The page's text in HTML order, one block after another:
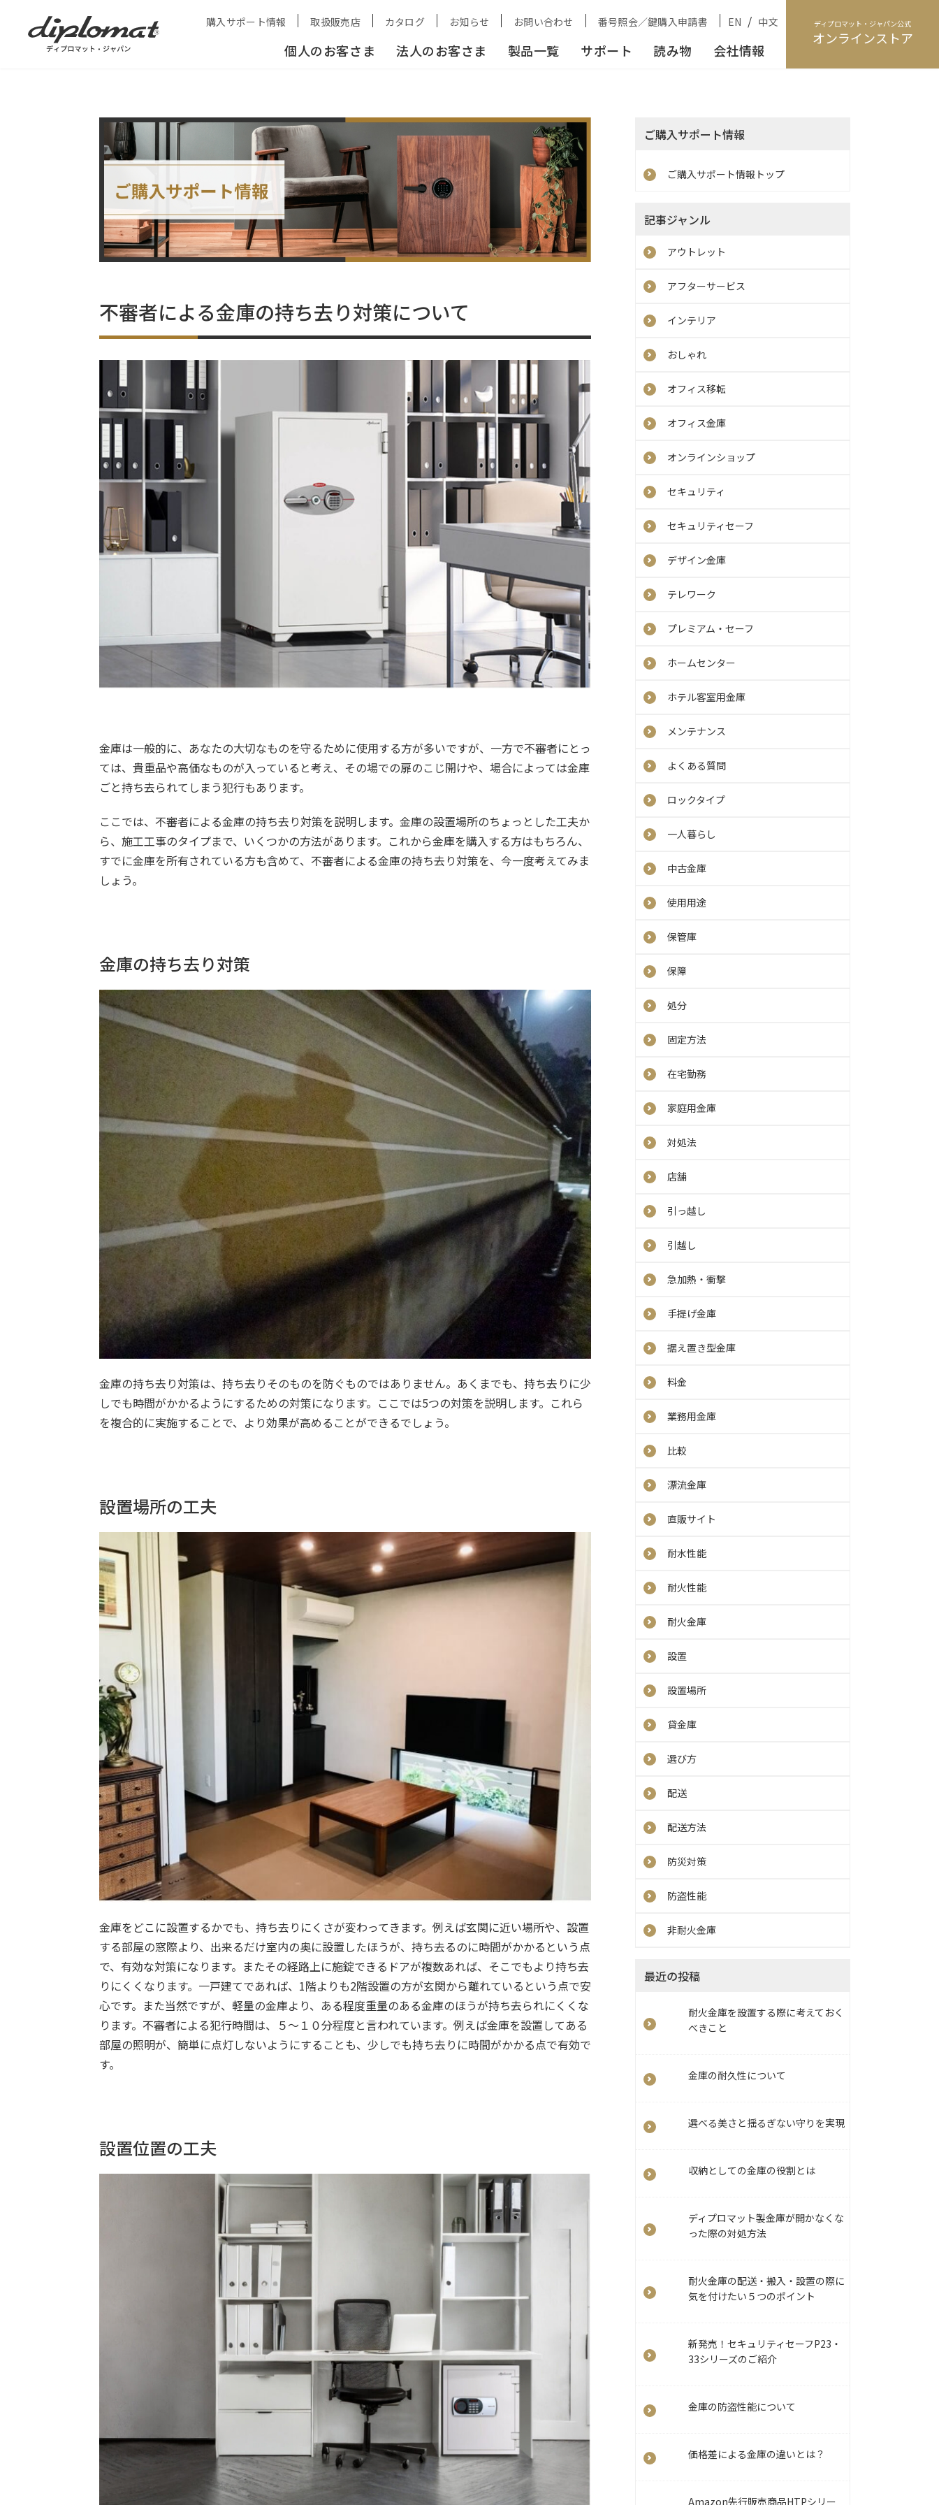
購入サポート情報 取扱販売店 カタログ お知らせ お問い合わせ 番号照会／鍵購入申請書 EN / 中文
個人のお客さま 法人のお客さま 製品一覧 サポート 読み物 会社情報
ディプロマット・ジャパン公式
オンラインストア
不審者による金庫の持ち去り対策について
不審者による金庫の持ち去り対策について
金庫は一般的に、あなたの大切なものを守るために使用する方が多いですが、一方で不審者にとっ
ては、貴重品や高価なものが入っていると考え、その場での扉のこじ開けや、場合によっては金庫
ごと持ち去られてしまう犯行もあります。
ここでは、不審者による金庫の持ち去り対策を説明します。金庫の設置場所のちょっとした工夫か
ら、施工工事のタイプまで、いくつかの方法があります。これから金庫を購入する方はもちろん、
すでに金庫を所有されている方も含めて、不審者による金庫の持ち去り対策を、今一度考えてみま
しょう。
金庫の持ち去り対策
金庫の持ち去り対策は、持ち去りそのものを防ぐものではありません。あくまでも、持ち去りに少
しでも時間がかかるようにするための対策になります。ここでは5つの対策を説明します。これら
を複合的に実施することで、より効果が高めることができるでしょう。
設置場所の工夫
金庫をどこに設置するかでも、持ち去りにくさが変わってきます。例えば玄関に近い場所や、設置
する部屋の窓際より、出来るだけ室内の奥に設置したほうが、持ち去るのに時間がかかるという点
で、有効な対策になります。またその経路上に施錠できるドアが複数あれば、そこでもより持ち去
りにくくなります。一戸建てであれば、1階よりも2階設置の方が玄関から離れているという点で安
心です。また当然ですが、軽量の金庫より、ある程度重量のある金庫のほうが持ち去られにくくな
ります。不審者による犯行時間は、５～１０分程度と言われています。例えば金庫を設置してある
部屋の照明が、簡単に点灯しないようにすることも、少しでも持ち去りに時間がかかる点で有効で
す。
設置位置の工夫
ご購入サポート情報
ご購入サポート情報トップ
記事ジャンル
アウトレット
アフターサービス
インテリア
おしゃれ
オフィス移転
オフィス金庫
オンラインショップ
セキュリティ
セキュリティセーフ
デザイン金庫
テレワーク
プレミアム・セーフ
ホームセンター
ホテル客室用金庫
メンテナンス
よくある質問
ロックタイプ
一人暮らし
中古金庫
使用用途
保管庫
保障
処分
固定方法
在宅勤務
家庭用金庫
対処法
店舗
引っ越し
引越し
急加熱・衝撃
手提げ金庫
据え置き型金庫
料金
業務用金庫
比較
漂流金庫
直販サイト
耐水性能
耐火性能
耐火金庫
設置
設置場所
貸金庫
選び方
配送
配送方法
防災対策
防盗性能
非耐火金庫
最近の投稿
耐火金庫を設置する際に考えておく
べきこと
金庫の耐久性について
選べる美さと揺るぎない守りを実現
収納としての金庫の役割とは
ディプロマット製金庫が開かなくな
った際の対処方法
耐火金庫の配送・搬入・設置の際に
気を付けたい５つのポイント
新発売！セキュリティセーフP23・
33シリーズのご紹介
金庫の防盗性能について
価格差による金庫の違いとは？
Amazon先行販売商品HTPシリー